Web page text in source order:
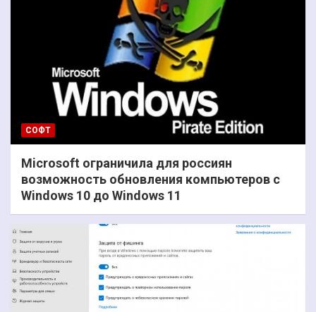
СОФТ
Microsoft ограничила для россиян
возможность обновления компьютеров с
Windows 10 до Windows 11